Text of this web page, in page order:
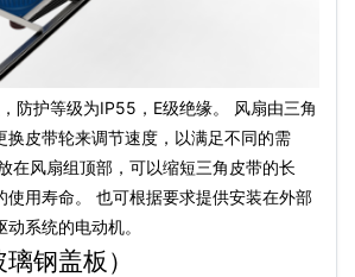
防护等级为IP55，E级绝缘。 风扇由三角
换皮带轮来调节速度，以满足不同的需
在风扇组顶部，可以缩短三角皮带的长
使用寿命。 也可根据要求提供安装在外部
动系统的电动机。
钢盖板）